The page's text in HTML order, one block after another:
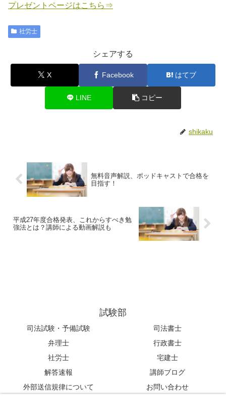
プレゼントページはこちら⇒
社労士
シェアする
X Facebook はてブ
LINE コピー
shikaku
無料音声解説、ポッドキャストで合格を
目指す！
平成27年度合格発表、これからすべき勉
強法とは？講師による動画解説も
試験部
司法試験・予備試験
司法書士
弁理士
行政書士
社労士
宅建士
解答速報
講師ブログ
外部送信規律について
お問い合わせ